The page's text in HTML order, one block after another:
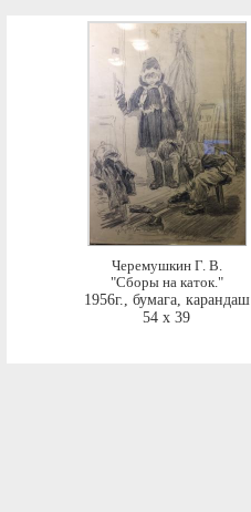
Черемушкин Г. В.
"Сборы на каток."
1956г., бумага, карандаш
54 x 39